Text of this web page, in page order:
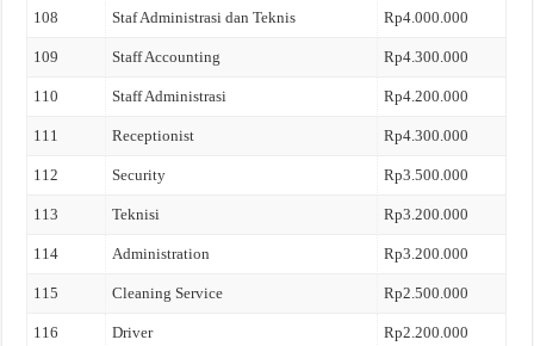
108 Staf Administrasi dan Teknis Rp4.000.000
109 Staff Accounting Rp4.300.000
110 Staff Administrasi Rp4.200.000
111 Receptionist Rp4.300.000
112 Security Rp3.500.000
113 Teknisi Rp3.200.000
114 Administration Rp3.200.000
115 Cleaning Service Rp2.500.000
116 Driver Rp2.200.000